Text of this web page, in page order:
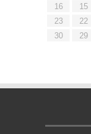
15
16
22
23
29
30